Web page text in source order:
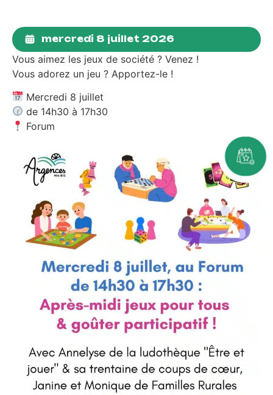
mercredi 8 juillet 2026
Vous aimez les jeux de société ? Venez !
Vous adorez un jeu ? Apportez-le !
Mercredi 8 juillet
de 14h30 à 17h30
Forum